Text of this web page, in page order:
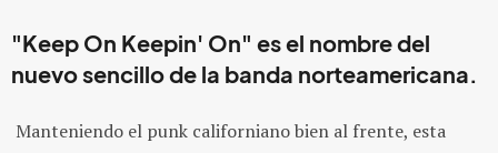
"Keep On Keepin' On" es el nombre del
nuevo sencillo de la banda norteamericana.
Manteniendo el punk californiano bien al frente, esta